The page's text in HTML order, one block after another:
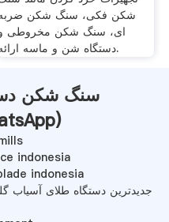
شکن فکی، سنگ شکن
ای، سنگ شکن مخروطی
دستگاه شن و ماسه ارائه.
سنگ شکن
)
indonesia
indonesia
جدیدترین دستگاه طلای آسیاب